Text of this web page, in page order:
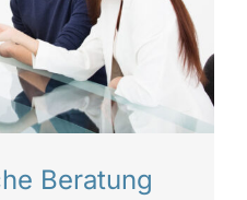
Beratung